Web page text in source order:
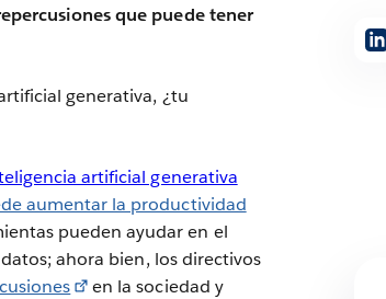
que puede tener
generativa, ¿tu
artificial generativa
aumentar la productividad
pueden ayudar en el
ahora bien, los directivos
en la sociedad y